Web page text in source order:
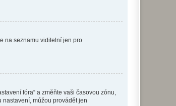
na seznamu viditelní jen pro
fóra“ a změňte vaši časovou zónu,
nastavení, můžou provádět jen